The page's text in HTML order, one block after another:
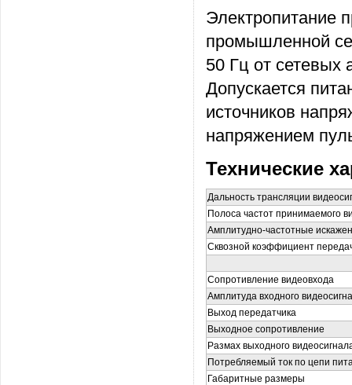
Электропитание
промышленной
50 Гц от сетевых
Допускается
источников
напряжением
Технические
Дальность трансляции
Полоса частот принимаемого
Амплитудно-частотные
Сквозной коэффициент
Сопротивление видеовхода
Амплитуда входного
Выход передатчика
Выходное сопротивление
Размах выходного
Потребляемый ток по цепи
Габаритные размеры